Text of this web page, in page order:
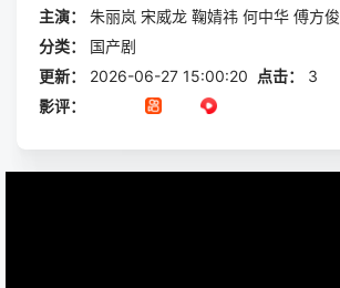
主演：
朱丽岚 宋威龙 鞠婧祎 何中华 傅方俊
分类：
国产剧
更新：
2026-06-27 15:00:20 点击：
3
影评：